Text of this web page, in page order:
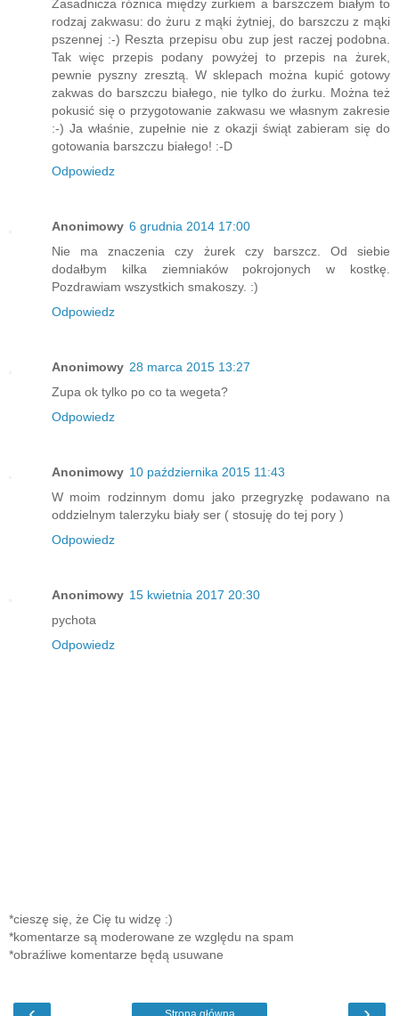
Zasadnicza różnica między żurkiem a barszczem białym to
rodzaj zakwasu: do żuru z mąki żytniej, do barszczu z mąki
pszennej :-) Reszta przepisu obu zup jest raczej podobna.
Tak więc przepis podany powyżej to przepis na żurek,
pewnie pyszny zresztą. W sklepach można kupić gotowy
zakwas do barszczu białego, nie tylko do żurku. Można też
pokusić się o przygotowanie zakwasu we własnym zakresie
:-) Ja właśnie, zupełnie nie z okazji świąt zabieram się do
gotowania barszczu białego! :-D
Odpowiedz
Anonimowy 6 grudnia 2014 17:00
Nie ma znaczenia czy żurek czy barszcz. Od siebie
dodałbym kilka ziemniaków pokrojonych w kostkę.
Pozdrawiam wszystkich smakoszy. :)
Odpowiedz
Anonimowy 28 marca 2015 13:27
Zupa ok tylko po co ta wegeta?
Odpowiedz
Anonimowy 10 października 2015 11:43
W moim rodzinnym domu jako przegryzkę podawano na
oddzielnym talerzyku biały ser ( stosuję do tej pory )
Odpowiedz
Anonimowy 15 kwietnia 2017 20:30
pychota
Odpowiedz
*cieszę się, że Cię tu widzę :)
*komentarze są moderowane ze względu na spam
*obraźliwe komentarze będą usuwane